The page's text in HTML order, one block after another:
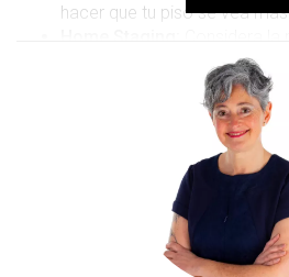
hacer que tu piso se vea
amueblarlo de manera
mejores características.
"La primera impresión
presentado puede marcar la
percepción del comprador."
¿CON CUÁNTA